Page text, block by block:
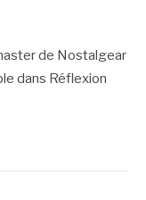
de Nostalgear
dans Réflexion